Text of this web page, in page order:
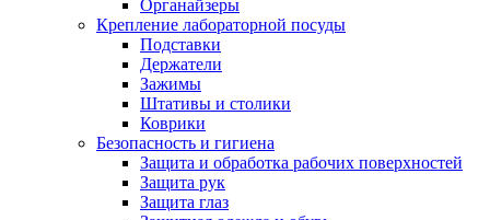
Органайзеры
Крепление лабораторной посуды
Подставки
Держатели
Зажимы
Штативы и столики
Коврики
Безопасность и гигиена
Защита и обработка рабочих поверхностей
Защита рук
Защита глаз